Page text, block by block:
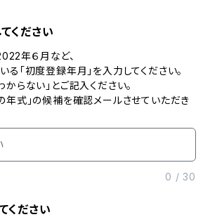
ください
年６月など、
「初度登録年月」を入力してください。
らない」とご記入ください。
年式」の候補を確認メールさせていただき
0 /30
ください